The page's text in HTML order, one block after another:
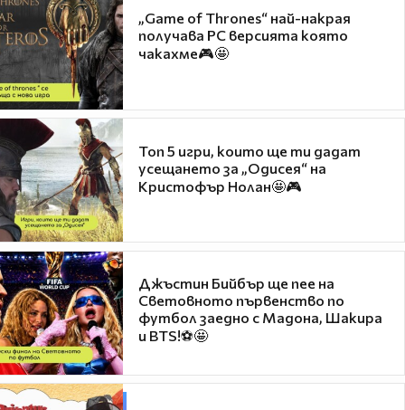
„Game of Thrones“ най-накрая
получава PC версията която
чакахме🎮🤩
Топ 5 игри, които ще ти дадат
усещането за „Одисея“ на
Кристофър Нолан🤩🎮
Джъстин Бийбър ще пее на
Световното първенство по
футбол заедно с Мадона, Шакира
и BTS!⚽🤩